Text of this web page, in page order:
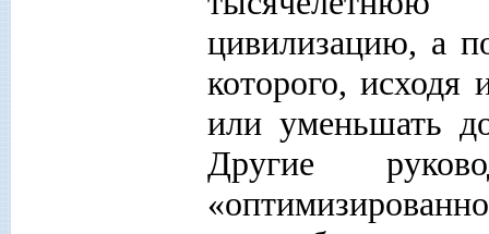
цивилизацию, а
которого, исходя
или уменьшать
Другие